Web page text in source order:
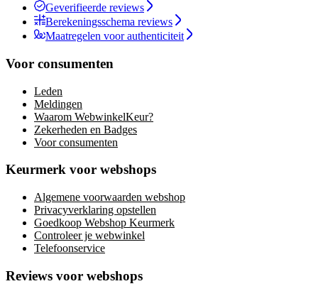
Geverifieerde reviews
Berekeningsschema reviews
Maatregelen voor authenticiteit
Voor consumenten
Leden
Meldingen
Waarom WebwinkelKeur?
Zekerheden en Badges
Voor consumenten
Keurmerk voor webshops
Algemene voorwaarden webshop
Privacyverklaring opstellen
Goedkoop Webshop Keurmerk
Controleer je webwinkel
Telefoonservice
Reviews voor webshops